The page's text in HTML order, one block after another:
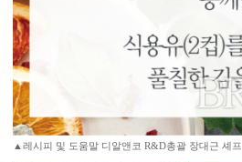
▲레시피 및 도움말 디알앤코 R&D총괄 장대근 셰프